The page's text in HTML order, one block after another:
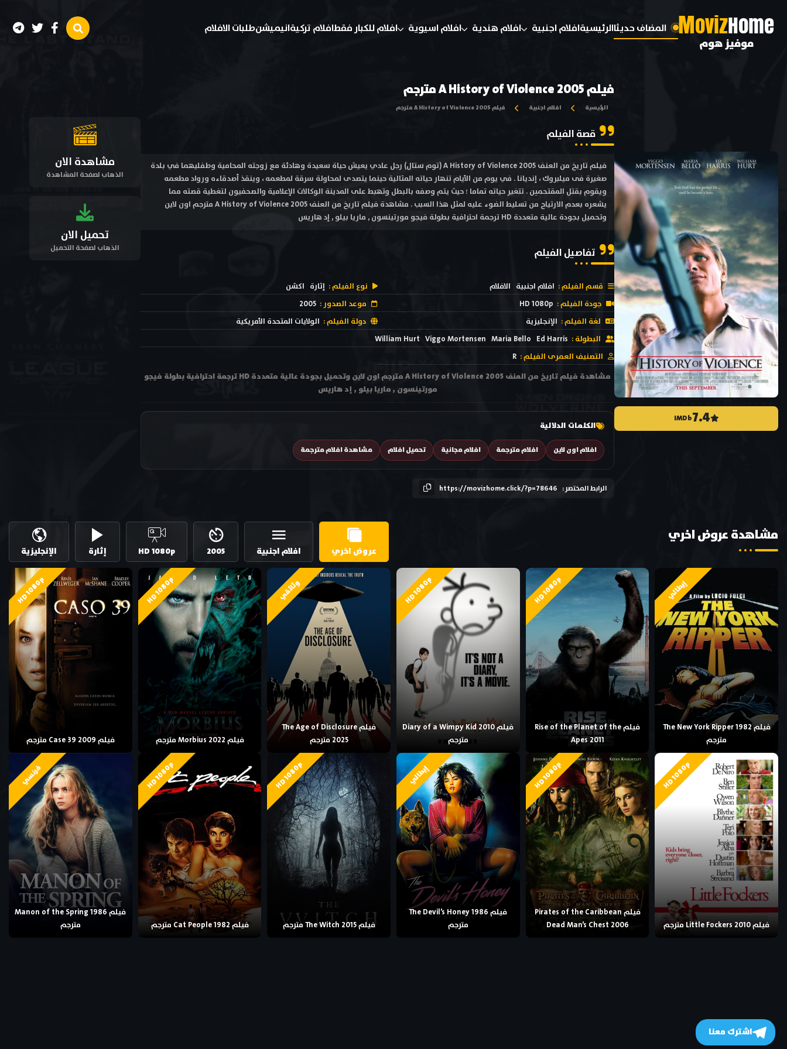
MovizHome
موفيز هوم
المضاف حديثاالرئيسيةافلام اجنبية افلام هندية افلام اسيوية افلام للكبار فقطافلام تركيةانيميشنطلبات الافلام
7.4
IMDb
فيلم A History of Violence 2005 مترجم
الرئيسية افلام اجنبية فيلم A History of Violence 2005 مترجم
قصة الفيلم
فيلم تاريخ من العنف A History of Violence 2005 (توم ستال) رجل عادي يعيش حياة سعيدة وهادئة مع زوجته المحامية وطفليهما في بلدة
صغيرة فى ميلبروك ، إنديانا . في يوم من الأيام تنهار حياته المثالية حينما يتصدى لمحاولة سرقة لمطعمه ، وينقذ أصدقاءه ورواد مطعمه
ويقوم بقتل المقتحمين . تتغير حياته تماما ؛ حيث يتم وصفه بالبطل وتهبط على المدينة الوكالات الإعلامية والصحفيون لتغطية قصته مما
يشعره بعدم الارتياح من تسليط الضوء عليه لمثل هذا السبب . مشاهدة فيلم تاريخ من العنف A History of Violence 2005 مترجم اون لاين
وتحميل بجودة عالية متعددة HD ترجمة احترافية بطولة فيجو مورتينسون , ماريا بيلو , إد هاريس
تفاصيل الفيلم
قسم الفيلم : افلام اجنبية الافلام نوع الفيلم : إثارة اكشن
جودة الفيلم : HD 1080p موعد الصدور : 2005
لغة الفيلم : الإنجليزية دولة الفيلم : الولايات المتحدة الأمريكية
البطولة : Ed Harris
Maria Bello
Viggo Mortensen
William Hurt
التصنيف العمرى الفيلم : R
مشاهدة فيلم تاريخ من العنف A History of Violence 2005 مترجم اون لاين وتحميل بجودة عالية متعددة HD ترجمة احترافية بطولة فيجو
مورتينسون , ماريا بيلو , إد هاريس
الكلمات الدلالية
افلام اون لاين افلام مترجمة افلام مجانية تحميل افلام مشاهدة افلام مترجمة
الرابط المختصر : https://movizhome.click/?p=78646
مشاهدة الان
الذهاب لصفحة المشاهدة
تحميل الان
الذهاب لصفحة التحميل
مشاهدة عروض اخري
عروض اخري افلام اجنبية 2005
HD 1080p إثارة الإنجليزية
إيطالي
فيلم The New York Ripper 1982
مترجم
HD 1080p
فيلم Rise of the Planet of the
Apes 2011
HD 1080p
فيلم Diary of a Wimpy Kid 2010
مترجم
وثائقي
فيلم The Age of Disclosure
2025 مترجم
HD 1080p
فيلم Morbius 2022 مترجم
HD 1080p
فيلم Case 39 2009 مترجم
HD 1080p
فيلم Little Fockers 2010 مترجم
HD 1080p
فيلم Pirates of the Caribbean
Dead Man’s Chest 2006
إيطالي
فيلم The Devil’s Honey 1986
مترجم
HD 1080p
فيلم The Witch 2015 مترجم
HD 1080p
فيلم Cat People 1982 مترجم
فرنسي
فيلم Manon of the Spring 1986
مترجم
اشترك معنا